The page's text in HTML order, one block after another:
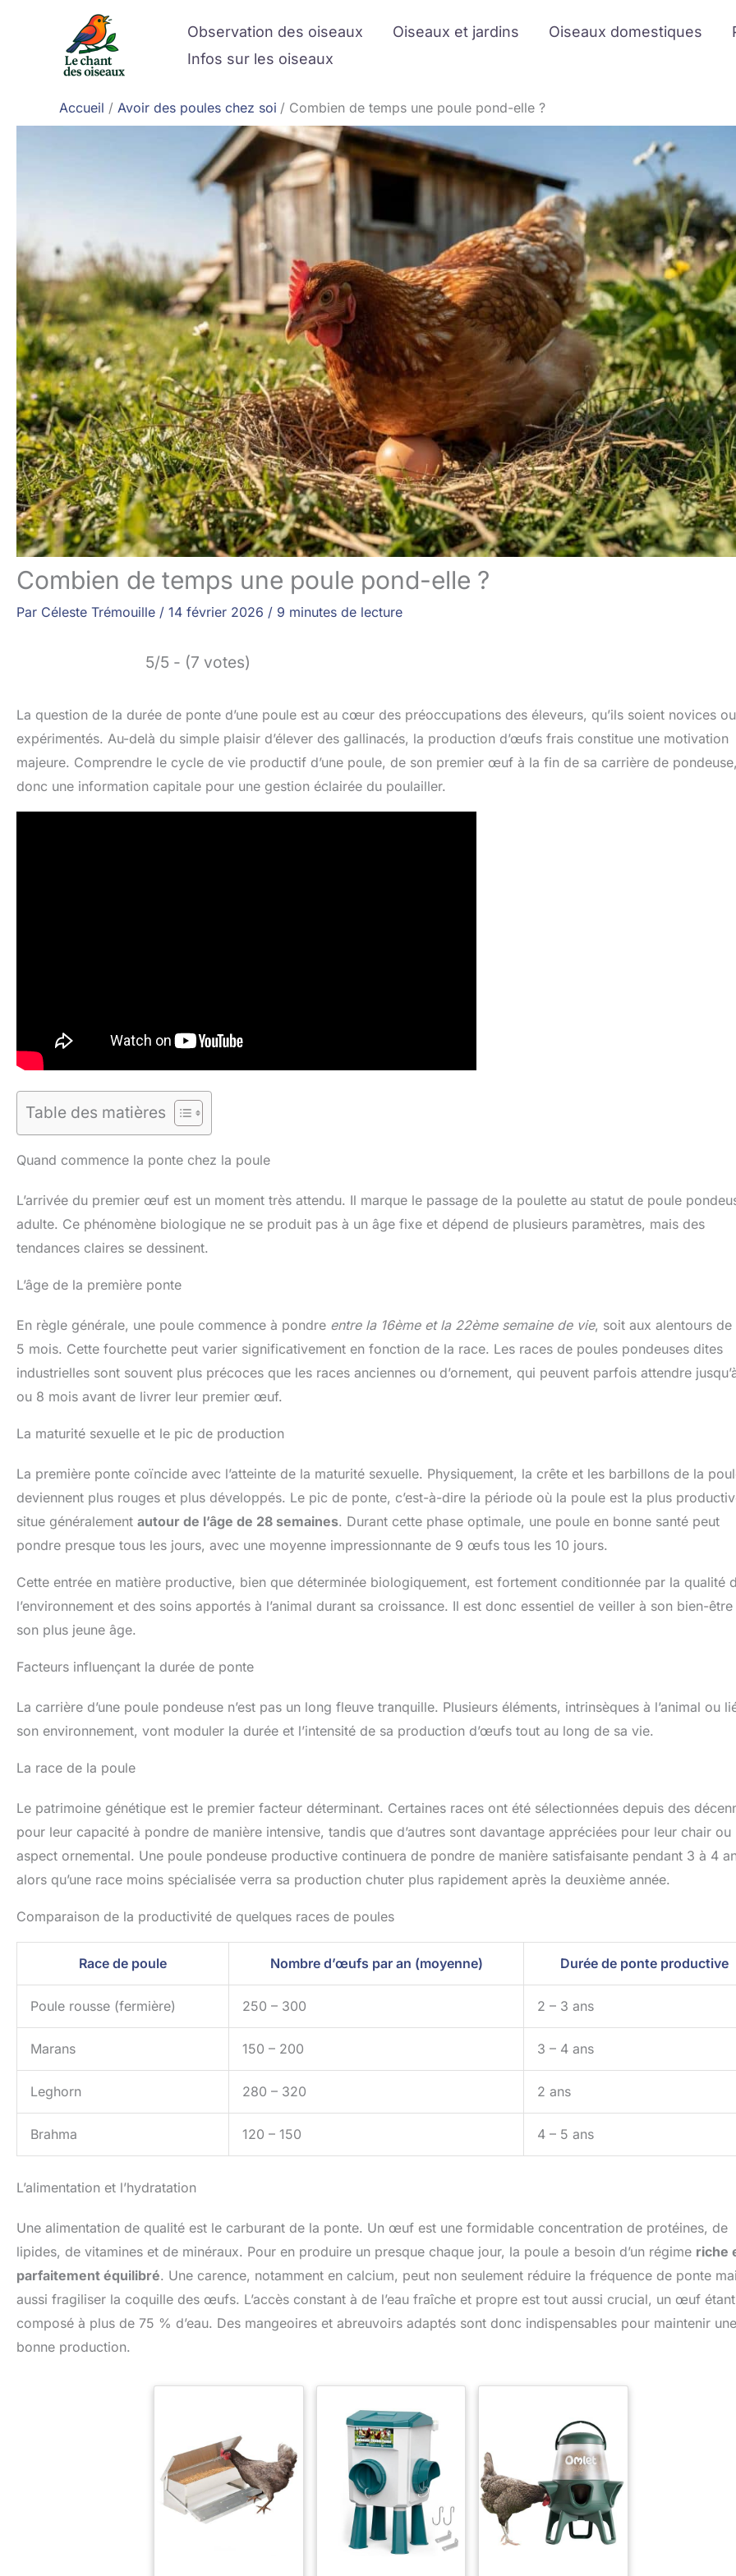
Observation des oiseaux Oiseaux et jardins Oiseaux domestiques
Infos sur les oiseaux
Accueil Avoir des poules chez soi Combien de temps une poule pond-elle ?
Combien de temps une poule pond-elle ?
Par Céleste Trémouille / 14 février 2026 / 9 minutes de lecture
5/5 - (7 votes)
La question de la durée de ponte d’une poule est au cœur des préoccupations des éleveurs, qu’ils soient novices ou
expérimentés. Au-delà du simple plaisir d’élever des gallinacés, la production d’œufs frais constitue une motivation
majeure. Comprendre le cycle de vie productif d’une poule, de son premier œuf à la fin de sa carrière de
donc une information capitale pour une gestion éclairée du poulailler.
Table des matières
Quand commence la ponte chez la poule
L’arrivée du premier œuf est un moment très attendu. Il marque le passage de la poulette au statut de poule
adulte. Ce phénomène biologique ne se produit pas à un âge fixe et dépend de plusieurs paramètres, mais des
tendances claires se dessinent.
L’âge de la première ponte
En règle générale, une poule commence à pondre entre la 16ème et la 22ème semaine de vie, soit aux alentours de
5 mois. Cette fourchette peut varier significativement en fonction de la race. Les races de poules pondeuses dites
industrielles sont souvent plus précoces que les races anciennes ou d’ornement, qui peuvent parfois attendre
ou 8 mois avant de livrer leur premier œuf.
La maturité sexuelle et le pic de production
La première ponte coïncide avec l’atteinte de la maturité sexuelle. Physiquement, la crête et les barbillons de la
deviennent plus rouges et plus développés. Le pic de ponte, c’est-à-dire la période où la poule est la plus
situe généralement autour de l’âge de 28 semaines. Durant cette phase optimale, une poule en bonne santé peut
pondre presque tous les jours, avec une moyenne impressionnante de 9 œufs tous les 10 jours.
Cette entrée en matière productive, bien que déterminée biologiquement, est fortement conditionnée par la qualité
l’environnement et des soins apportés à l’animal durant sa croissance. Il est donc essentiel de veiller à son bien-
son plus jeune âge.
Facteurs influençant la durée de ponte
La carrière d’une poule pondeuse n’est pas un long fleuve tranquille. Plusieurs éléments, intrinsèques à l’animal ou
son environnement, vont moduler la durée et l’intensité de sa production d’œufs tout au long de sa vie.
La race de la poule
Le patrimoine génétique est le premier facteur déterminant. Certaines races ont été sélectionnées depuis des
pour leur capacité à pondre de manière intensive, tandis que d’autres sont davantage appréciées pour leur chair ou
aspect ornemental. Une poule pondeuse productive continuera de pondre de manière satisfaisante pendant 3 à 4
alors qu’une race moins spécialisée verra sa production chuter plus rapidement après la deuxième année.
Comparaison de la productivité de quelques races de poules
Race de poule Nombre d’œufs par an (moyenne) Durée de ponte productive
Poule rousse (fermière) 250 – 300 2 – 3 ans
Marans 150 – 200 3 – 4 ans
Leghorn 280 – 320 2 ans
Brahma 120 – 150 4 – 5 ans
L’alimentation et l’hydratation
Une alimentation de qualité est le carburant de la ponte. Un œuf est une formidable concentration de protéines, de
lipides, de vitamines et de minéraux. Pour en produire un presque chaque jour, la poule a besoin d’un régime riche
parfaitement équilibré. Une carence, notamment en calcium, peut non seulement réduire la fréquence de ponte
aussi fragiliser la coquille des œufs. L’accès constant à de l’eau fraîche et propre est tout aussi crucial, un œuf étant
composé à plus de 75 % d’eau. Des mangeoires et abreuvoirs adaptés sont donc indispensables pour maintenir une
bonne production.